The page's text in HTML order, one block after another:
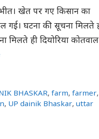
खेत पर गए किसान का
घटना की सूचना मिलते
मिलते ही दियोरिया कोतवाल
BHASKAR,farm,farmer,
, UP dainik Bhaskar, uttar